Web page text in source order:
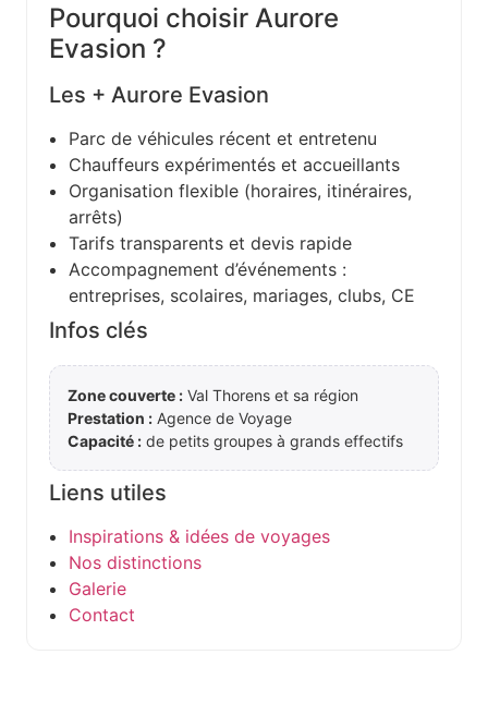
Pourquoi choisir Aurore
Evasion ?
Les + Aurore Evasion
Parc de véhicules récent et entretenu
Chauffeurs expérimentés et accueillants
Organisation flexible (horaires, itinéraires,
arrêts)
Tarifs transparents et devis rapide
Accompagnement d’événements :
entreprises, scolaires, mariages, clubs, CE
Infos clés
Zone couverte : Val Thorens et sa région
Prestation : Agence de Voyage
Capacité : de petits groupes à grands effectifs
Liens utiles
Inspirations & idées de voyages
Nos distinctions
Galerie
Contact